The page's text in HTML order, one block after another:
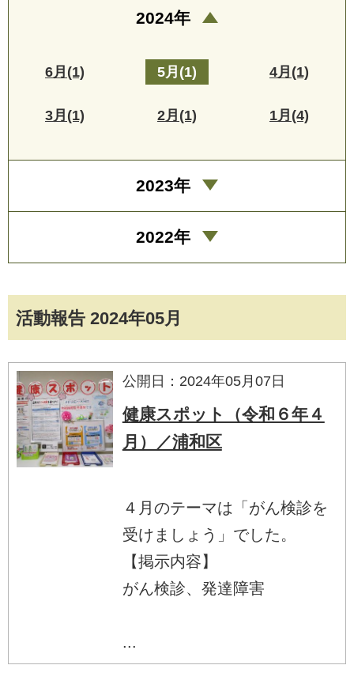
活動報告 2024年05月
公開日：2024年05月07日
健康スポット（令和６年４
月）／浦和区
４月のテーマは「がん検診を
受けましょう」でした。
【掲示内容】
がん検診、発達障害
...
2024年
6月(1) 5月(1) 4月(1)
3月(1) 2月(1) 1月(4)
2023年
2022年